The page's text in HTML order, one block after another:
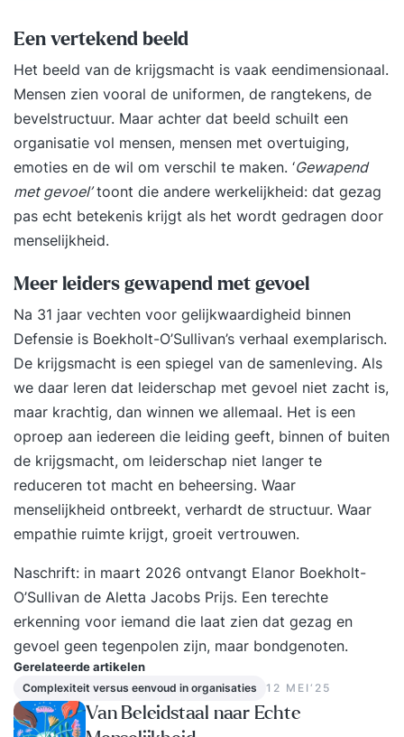
cursus Lightroom CC vindt er een telefonische
leerbehoefte bepalen. 2: Voorbereiding Wij gaan
aan de slag om een persoonlijk cursusprogramma
voor je samen te stellen op basis van je huidige
niveau en interesses. 3: Cursusdatum Op je zelf
gekozen cursusdatum ga je één op één aan de
slag met onze trainer, die je alle aspecten van de
software laat zien in praktijkgerichte oefeningen.
Wij stellen een computer met de software tot je
beschikking. 4: StudyFlix Na de cursus Lightroom
CC krijg je toegang tot ons online
cursusplatform, waar je terug kan blikken op de
cursus of aan de slag kunt gaan met gevorderde
stof, certificaten kan verdienen & meer
Een vertekend beeld
Het beeld van de krijgsmacht is vaak eendimensionaal.
Mensen zien vooral de uniformen, de rangtekens, de
bevelstructuur. Maar achter dat beeld schuilt een
organisatie vol mensen, mensen met overtuiging,
emoties en de wil om verschil te maken. ‘Gewapend
met gevoel’toont die andere werkelijkheid: dat gezag
pas echt betekenis krijgt als het wordt gedragen door
menselijkheid.
Meer leiders gewapend met gevoel
Na 31 jaar vechten voor gelijkwaardigheid binnen
Defensie is Boekholt-O’Sullivan’s verhaal exemplarisch.
De krijgsmacht is een spiegel van de samenleving. Als
we daar leren dat leiderschap met gevoel niet zacht is,
maar krachtig, dan winnen we allemaal. Het is een
oproep aan iedereen die leiding geeft, binnen of buiten
de krijgsmacht, om leiderschap niet langer te
reduceren tot macht en beheersing. Waar
menselijkheid ontbreekt, verhardt de structuur. Waar
empathie ruimte krijgt, groeit vertrouwen.
Naschrift: in maart 2026 ontvangt Elanor Boekholt-
O’Sullivan de Aletta Jacobs Prijs. Een terechte
erkenning voor iemand die laat zien dat gezag en
gevoel geen tegenpolen zijn, maar bondgenoten.
Gerelateerde artikelen
Complexiteit versus eenvoud in organisaties 12 MEI‘25
Van Beleidstaal naar Echte